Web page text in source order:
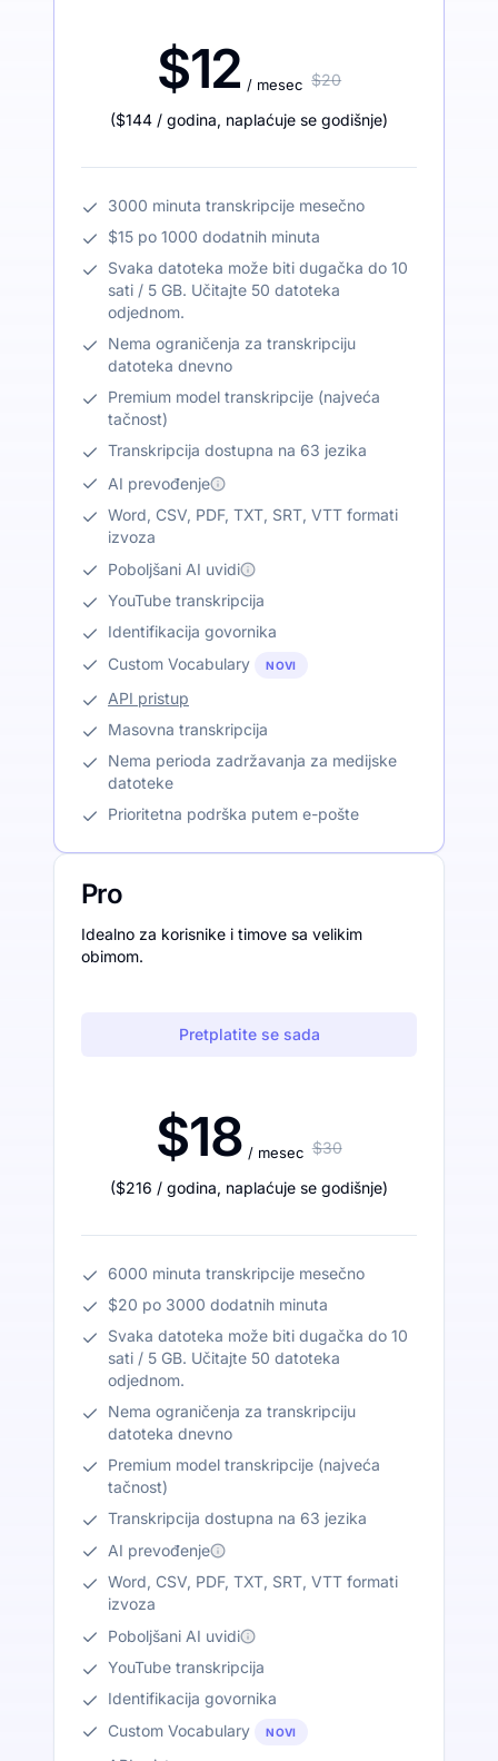
$12 / mesec $20
($144 / godina, naplaćuje se godišnje)
3000 minuta transkripcije mesečno
$15 po 1000 dodatnih minuta
Svaka datoteka može biti dugačka do 10
sati / 5 GB. Učitajte 50 datoteka
odjednom.
Nema ograničenja za transkripciju
datoteka dnevno
Premium model transkripcije (najveća
tačnost)
Transkripcija dostupna na 63 jezika
AI prevođenje
Word, CSV, PDF, TXT, SRT, VTT formati
izvoza
Poboljšani AI uvidi
YouTube transkripcija
Identifikacija govornika
Custom Vocabulary
NOVI
API pristup
Masovna transkripcija
Nema perioda zadržavanja za medijske
datoteke
Prioritetna podrška putem e-pošte
Pro
Idealno za korisnike i timove sa velikim
obimom.
Pretplatite se sada
$18 / mesec $30
($216 / godina, naplaćuje se godišnje)
6000 minuta transkripcije mesečno
$20 po 3000 dodatnih minuta
Svaka datoteka može biti dugačka do 10
sati / 5 GB. Učitajte 50 datoteka
odjednom.
Nema ograničenja za transkripciju
datoteka dnevno
Premium model transkripcije (najveća
tačnost)
Transkripcija dostupna na 63 jezika
AI prevođenje
Word, CSV, PDF, TXT, SRT, VTT formati
izvoza
Poboljšani AI uvidi
YouTube transkripcija
Identifikacija govornika
Custom Vocabulary
NOVI